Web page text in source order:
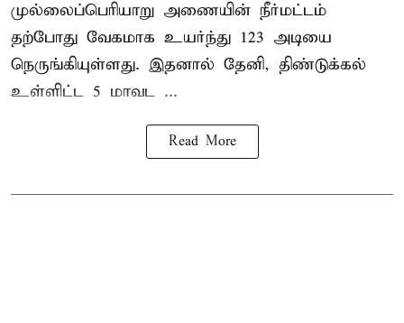
முல்லைப்பெரியாறு அணையின் நீர்மட்டம்
தற்போது வேகமாக உயர்ந்து 123 அடியை
நெருங்கியுள்ளது. இதனால் தேனி, திண்டுக்கல்
உள்ளிட்ட 5 மாவட ...
Read More